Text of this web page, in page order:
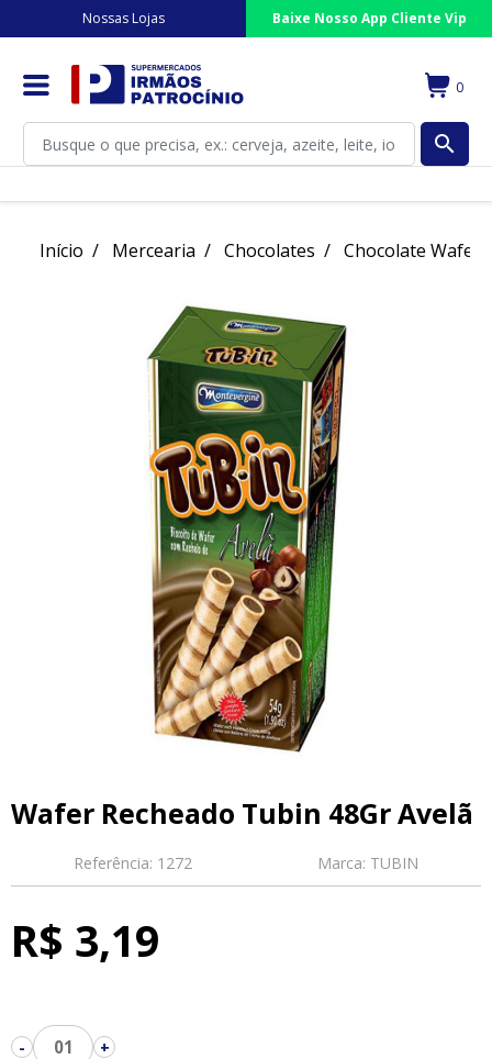
Nossas Lojas Baixe Nosso App Cliente Vip
0
search
Início Mercearia Chocolates Chocolate Wafer
Wafer Recheado Tubin 48Gr Avel
Referência: 1272 Marca: TUBIN
R$ 3,19
- 01 +